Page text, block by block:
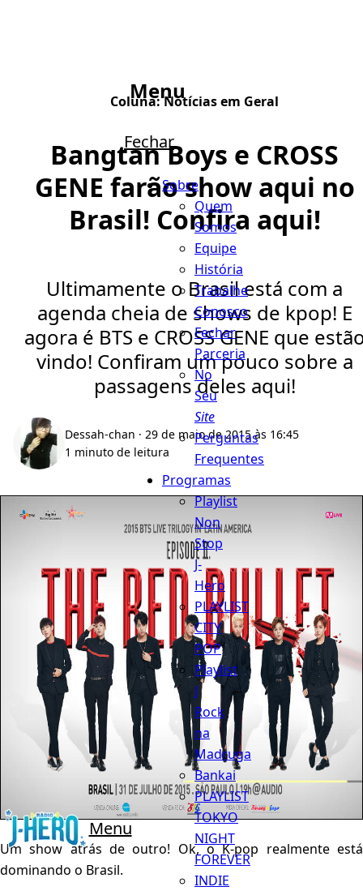
Menu
Menu
Fechar
Sobre
Quem
Somos
Equipe
História
Trabalhe
Conosco
Fechar
Parceria
No
Seu
Site
Perguntas
Frequentes
Programas
Playlist
Non
Stop
J-
Hero
PLAYLIST
CITY
POP
Playlist
J
Rock
na
Madruga
Bankai
PLAYLIST
TOKYO
NIGHT
FOREVER
INDIE
Coluna:Notícias em Geral
Bangtan Boys e CROSS
GENE farão show aqui no
Brasil! Confira aqui!
Ultimamente o Brasil está com a
agenda cheia de shows de kpop! E
agora é BTS e CROSS GENE que
vindo! Confiram um pouco sobre a
passagens deles aqui!
Dessah-chan · 29 de maio de 2015 às 16:45
1 minuto de leitura
Um show atrás de outro! Ok, o K-pop realmente está
dominando o Brasil.